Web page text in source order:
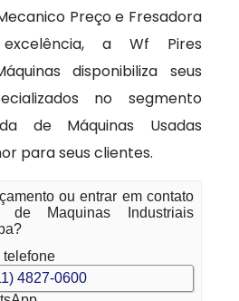
Preço e Fresadora
a Wf Pires
disponibiliza seus
no segmento
de Máquinas Usadas
para seus clientes.
ou entrar em contato
de Maquinas Industriais
telefone
4827-0600